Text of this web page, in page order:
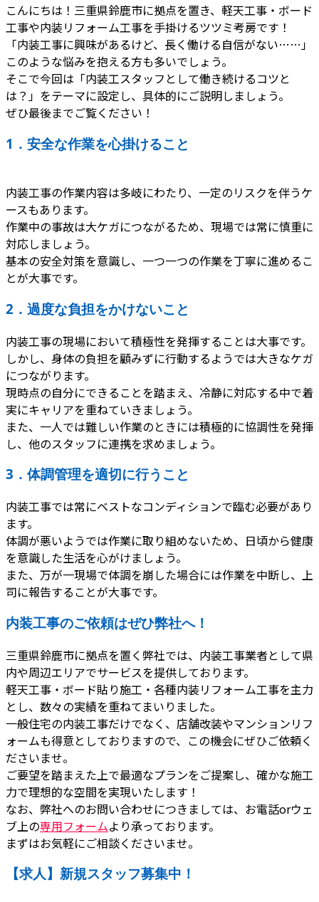
こんにちは！三重県鈴鹿市に拠点を置き、軽天工事・ボード
工事や内装リフォーム工事を手掛けるツツミ考房です！
「内装工事に興味があるけど、長く働ける自信がない……」
このような悩みを抱える方も多いでしょう。
そこで今回は「内装工スタッフとして働き続けるコツと
は？」をテーマに設定し、具体的にご説明しましょう。
ぜひ最後までご覧ください！
1．安全な作業を心掛けること
内装工事の作業内容は多岐にわたり、一定のリスクを伴うケ
ースもあります。
作業中の事故は大ケガにつながるため、現場では常に慎重に
対応しましょう。
基本の安全対策を意識し、一つ一つの作業を丁寧に進めるこ
とが大事です。
2．過度な負担をかけないこと
内装工事の現場において積極性を発揮することは大事です。
しかし、身体の負担を顧みずに行動するようでは大きなケガ
につながります。
現時点の自分にできることを踏まえ、冷静に対応する中で着
実にキャリアを重ねていきましょう。
また、一人では難しい作業のときには積極的に協調性を発揮
し、他のスタッフに連携を求めましょう。
3．体調管理を適切に行うこと
内装工事では常にベストなコンディションで臨む必要があり
ます。
体調が悪いようでは作業に取り組めないため、日頃から健康
を意識した生活を心がけましょう。
また、万が一現場で体調を崩した場合には作業を中断し、上
司に報告することが大事です。
内装工事のご依頼はぜひ弊社へ！
三重県鈴鹿市に拠点を置く弊社では、内装工事業者として県
内や周辺エリアでサービスを提供しております。
軽天工事・ボード貼り施工・各種内装リフォーム工事を主力
とし、数々の実績を重ねてまいりました。
一般住宅の内装工事だけでなく、店舗改装やマンションリフ
ォームも得意としておりますので、この機会にぜひご依頼く
ださいませ。
ご要望を踏まえた上で最適なプランをご提案し、確かな施工
力で理想的な空間を実現いたします！
なお、弊社へのお問い合わせにつきましては、お電話orウェ
ブ上の専用フォームより承っております。
まずはお気軽にご相談くださいませ。
【求人】新規スタッフ募集中！